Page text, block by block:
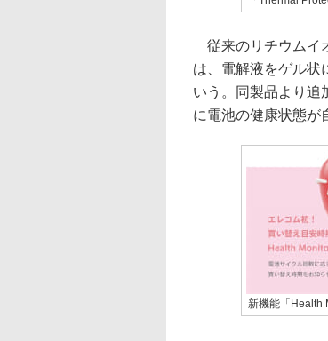
従来のリチウムイ
は、電解液をゲル状
いう。同製品より追
に電池の健康状態が
新機能「Health